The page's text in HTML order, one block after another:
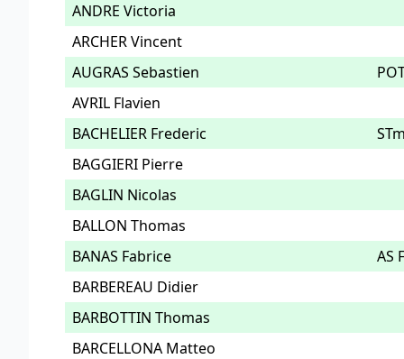
ANDRE Victoria
ARCHER Vincent
AUGRAS Sebastien
AVRIL Flavien
BACHELIER Frederic
BAGGIERI Pierre
BAGLIN Nicolas
BALLON Thomas
BANAS Fabrice
AS
BARBEREAU Didier
BARBOTTIN Thomas
BARCELLONA Matteo